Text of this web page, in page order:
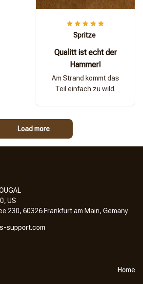
Spritze
Qualitt ist echt der
Hammer!
Am Strand kommt das
Teil einfach zu wild.
Load more
US
230, 60326 Frankfurt am Main, Gemany
support.com
Home